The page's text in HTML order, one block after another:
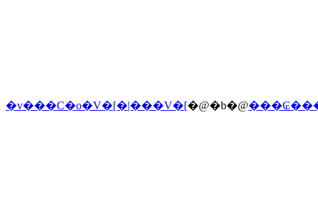
�v���C�o�V�[�|���V�[�@�b�@